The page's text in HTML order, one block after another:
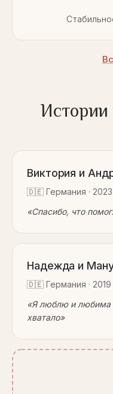
Истории
Виктория и
🇩🇪 Германия · 2023
«Спасибо, что
Надежда и
🇩🇪 Германия · 2019
«Я люблю и любима
хватало»